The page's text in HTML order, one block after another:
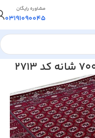
مشاوره رایگان
03191090045